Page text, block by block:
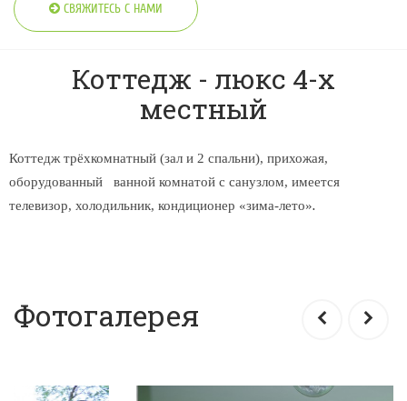
СВЯЖИТЕСЬ С НАМИ
Коттедж - люкс 4-х
местный
Коттедж трёхкомнатный (зал и 2 спальни), прихожая,
оборудованный ванной комнатой с санузлом, имеется
телевизор, холодильник, кондиционер «зима-лето»​​​​​​​.
Фотогалерея